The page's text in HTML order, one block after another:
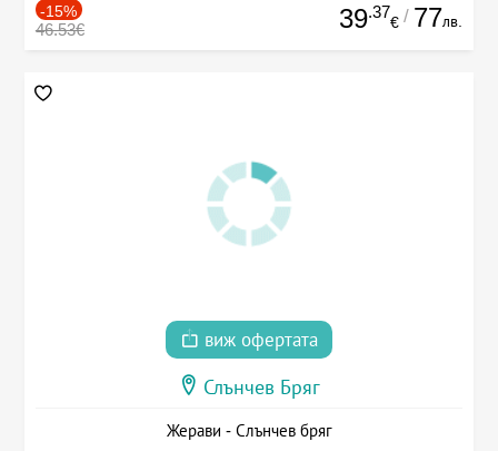
-15%
46.53€ 39.37
€ / 77лв.
виж офертата
Слънчев Бряг
Жерави - Слънчев бряг